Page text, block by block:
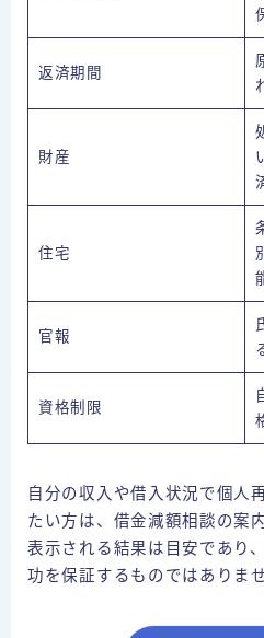
返済期間
財産
住宅
官報
資格制限
自分の収入や借入状況で個人
たい方は、借金減額相談の案
表示される結果は目安であり
功を保証するものではありませ